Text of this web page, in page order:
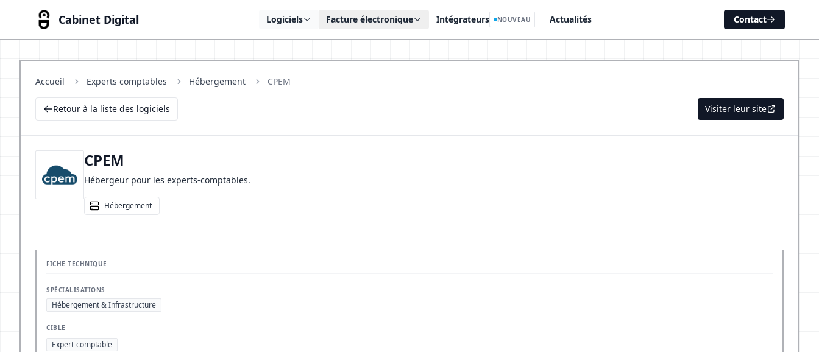
Cabinet Digital Logiciels Facture électronique Intégrateurs NOUVEAU Actualités Contact
Accueil Experts comptables Hébergement CPEM
Retour à la liste des logiciels Visiter leur site
CPEM
Hébergeur pour les experts-comptables.
Hébergement
FICHE TECHNIQUE
SPÉCIALISATIONS
Hébergement & Infrastructure
CIBLE
Expert-comptable